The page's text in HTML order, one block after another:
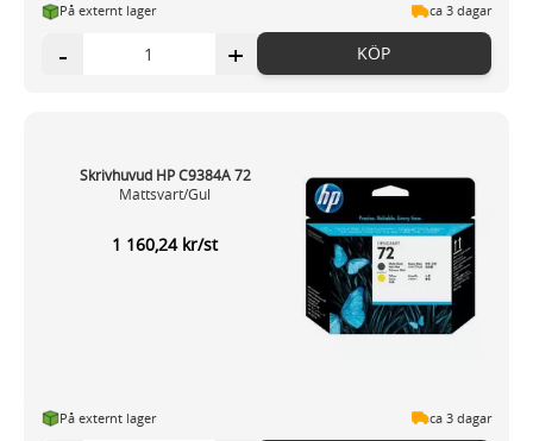
På externt lager ca 3 dagar
- + KÖP
Skrivhuvud HP C9384A 72
Mattsvart/Gul
1 160,24 kr/st
På externt lager ca 3 dagar